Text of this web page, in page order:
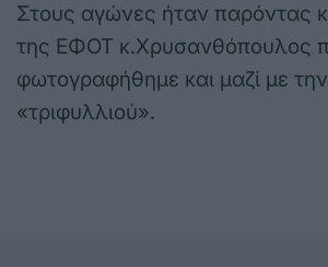
Στους αγώνες ήταν παρόντας
της ΕΦΟΤ κ.Χρυσανθόπουλος
φωτογραφήθημε και μαζί με
«τριφυλλιού».